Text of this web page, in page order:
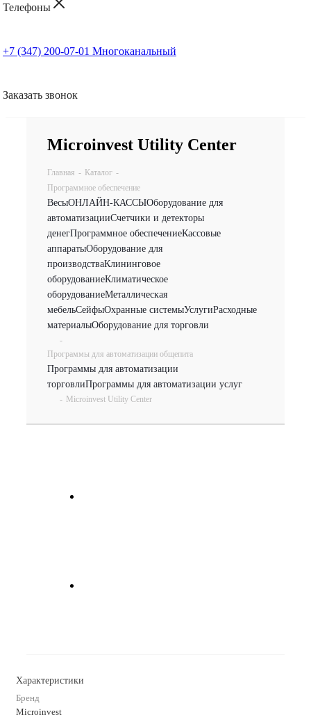
Телефоны
+7 (347) 200-07-01 Многоканальный
Заказать звонок
Microinvest Utility Center
Главная - Каталог -
Программное обеспечение
ВесыОНЛАЙН-КАССЫОборудование для
автоматизацииСчетчики и детекторы
денегПрограммное обеспечениеКассовые
аппаратыОборудование для
производстваКлининговое
оборудованиеКлиматическое
оборудованиеМеталлическая
мебельСейфыОхранные системыУслугиРасходные
материалыОборудование для торговли
-
Программы для автоматизации общепита
Программы для автоматизации
торговлиПрограммы для автоматизации услуг
- Microinvest Utility Center
Характеристики
Бренд
Microinvest